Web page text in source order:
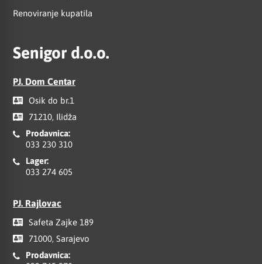
Renoviranje kupatila
Senigor d.o.o.
PJ. Dom Centar
Osik do br.1
71210, Ilidža
Prodavnica:
033 230 310
Lager:
033 274 605
PJ. Rajlovac
Safeta Zajke 189
71000, Sarajevo
Prodavnica: